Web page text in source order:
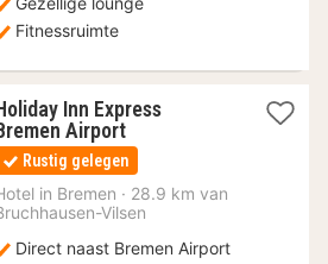
Fitnessruimte
Inn Express
Airport2
nachten
vanaf
93,45
€
Rustig gelegen
in Bremen · 28.9 km van
Vilsen
Direct naast Bremen Airport